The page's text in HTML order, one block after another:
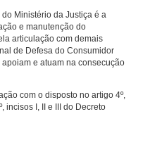
Ministério da Justiça é a
e manutenção do
articulação com demais
de Defesa do Consumidor
e atuam na consecução
com o disposto no artigo 4º,
incisos I, II e III do Decreto